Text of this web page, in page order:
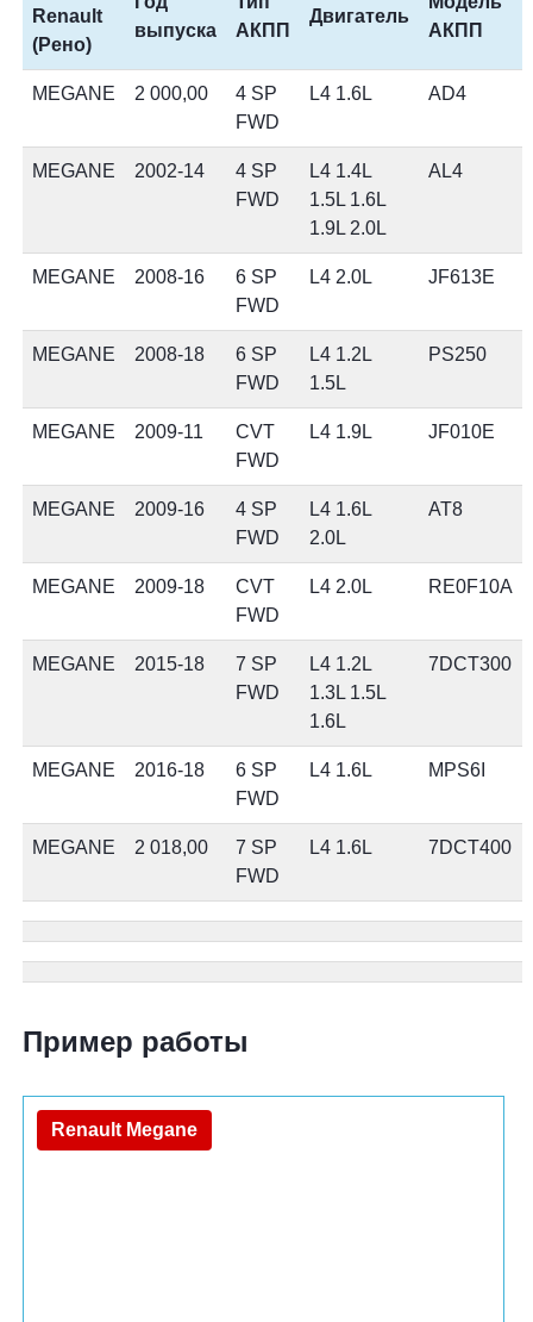
Renault
(Рено)
выпуска
АКПП
Двигатель
АКПП
MEGANE 2 000,00
4 SP
FWD
L4 1.6L AD4
MEGANE 2002-14
4 SP
FWD
L4 1.4L
1.5L 1.6L
1.9L 2.0L
AL4
MEGANE 2008-16
6 SP
FWD
L4 2.0L JF613E
MEGANE 2008-18
6 SP
FWD
L4 1.2L
1.5L
PS250
MEGANE 2009-11
CVT
FWD
L4 1.9L JF010E
MEGANE 2009-16
4 SP
FWD
L4 1.6L
2.0L
AT8
MEGANE 2009-18
CVT
FWD
L4 2.0L RE0F10A
MEGANE 2015-18
7 SP
FWD
L4 1.2L
1.3L 1.5L
1.6L
7DCT300
MEGANE 2016-18
6 SP
FWD
L4 1.6L MPS6I
MEGANE 2 018,00
7 SP
FWD
L4 1.6L 7DCT400
Пример работы
Renault Megane